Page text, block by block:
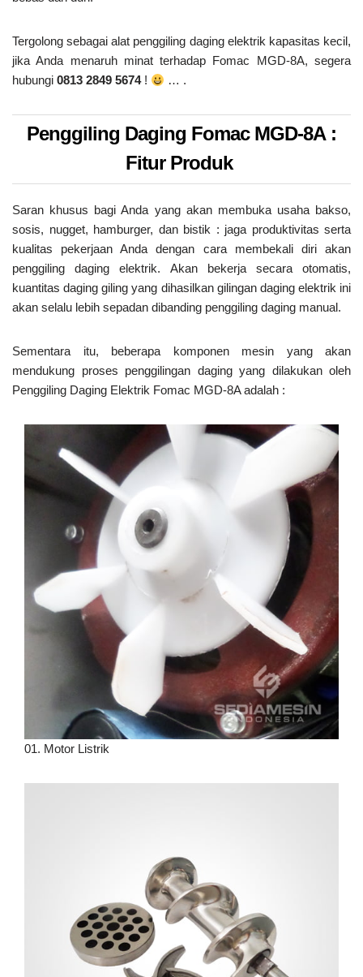
Tergolong sebagai alat penggiling daging elektrik kapasitas kecil,
jika Anda menaruh minat terhadap Fomac MGD-8A, segera
hubungi 0813 2849 5674! … .
Penggiling Daging Fomac MGD-8A :
Fitur Produk
Saran khusus bagi Anda yang akan membuka usaha bakso,
sosis, nugget, hamburger, dan bistik : jaga produktivitas serta
kualitas pekerjaan Anda dengan cara membekali diri akan
penggiling daging elektrik. Akan bekerja secara otomatis,
kuantitas daging giling yang dihasilkan gilingan daging elektrik ini
akan selalu lebih sepadan dibanding penggiling daging manual.
Sementara itu, beberapa komponen mesin yang akan
mendukung proses penggilingan daging yang dilakukan oleh
Penggiling Daging Elektrik Fomac MGD-8A adalah :
01. Motor Listrik